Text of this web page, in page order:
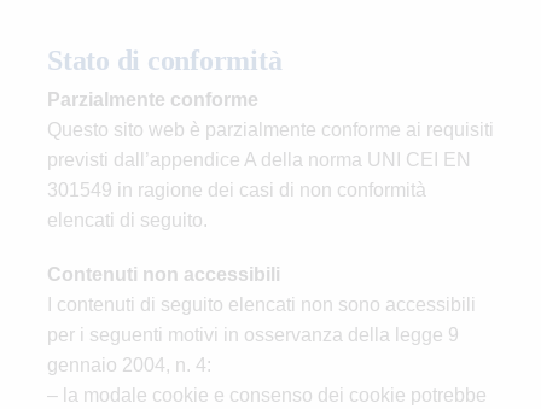
Stato di conformità
Parzialmente conforme
Questo sito web è parzialmente conforme ai requisiti
previsti dall’appendice A della norma UNI CEI EN
301549 in ragione dei casi di non conformità
elencati di seguito.
Contenuti non accessibili
I contenuti di seguito elencati non sono accessibili
per i seguenti motivi in osservanza della legge 9
gennaio 2004, n. 4:
– la modale cookie e consenso dei cookie potrebbe